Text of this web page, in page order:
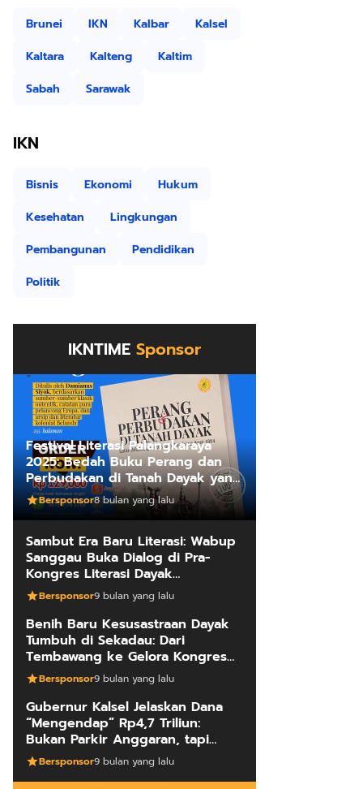
Brunei IKN Kalbar
Kalsel
Kaltara
Kalteng
Kaltim
Sabah
Sarawak
IKN
Bisnis Ekonomi
Hukum
Kesehatan
Lingkungan
Pembangunan
Pendidikan
Politik
IKNTIME Sponsor
Festival Literasi Palangkaraya
2025: Bedah Buku Perang dan
Perbudakan di Tanah Dayak yang
Mengungkap Kebenaran Fakta
Sejarah
Bersponsor8 bulan yang lalu
Sambut Era Baru Literasi: Wabup
Sanggau Buka Dialog di Pra-
Kongres Literasi Dayak
Internasional
Bersponsor9 bulan yang lalu
Benih Baru Kesusastraan Dayak
Tumbuh di Sekadau: Dari
Tembawang ke Gelora Kongres
Penulis
Bersponsor9 bulan yang lalu
Gubernur Kalsel Jelaskan Dana
“Mengendap” Rp4,7 Triliun:
Bukan Parkir Anggaran, tapi
Manajemen Kas Daerah
Bersponsor9 bulan yang lalu